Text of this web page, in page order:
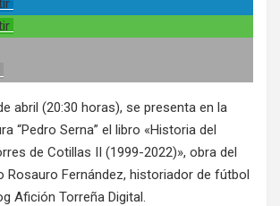
abril (20:30 horas), se presenta en la
“Pedro Serna” el libro «Historia del
de Cotillas II (1999-2022)», obra del
Rosauro Fernández, historiador de fútbol
Afición Torreña Digital.